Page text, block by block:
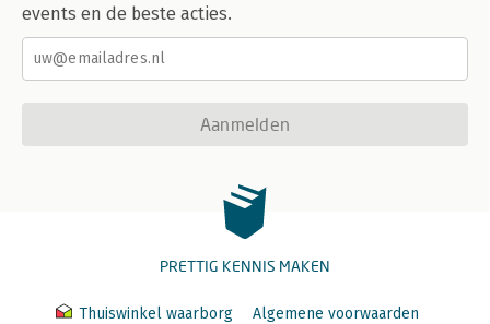
events en de beste acties.
Aanmelden
PRETTIG KENNIS MAKEN
Thuiswinkel waarborg
Algemene voorwaarden